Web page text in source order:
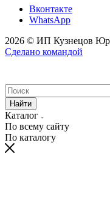
Вконтакте
WhatsApp
2026 © ИП Кузнецов
Сделано командой
Найти
Каталог
По всему сайту
По каталогу